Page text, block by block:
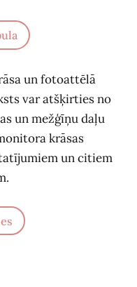
un fotoattēlā
var atšķirties no
un mežģīņu daļu
krāsas
un citiem